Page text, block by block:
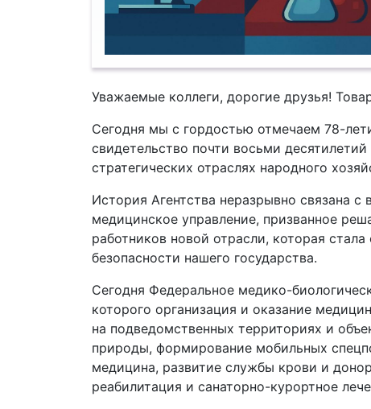
Уважаемые коллеги, дорогие друзья!
Сегодня мы с гордостью отмечаем 78-
свидетельство почти восьми
стратегических отраслях народного
История Агентства неразрывно связана
медицинское управление, призванное
работников новой отрасли, которая
безопасности нашего государства.
Сегодня Федеральное медико-
которого организация и оказание
на подведомственных территориях и
природы, формирование мобильных
медицина, развитие службы крови и
реабилитация и санаторно-курортное